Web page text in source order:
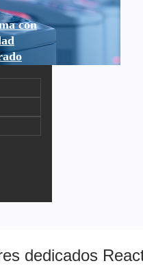
con
dedicados